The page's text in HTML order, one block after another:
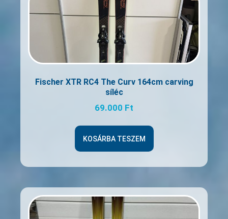
Fischer XTR RC4 The Curv 164cm carving
síléc
69.000 Ft
KOSÁRBA TESZEM